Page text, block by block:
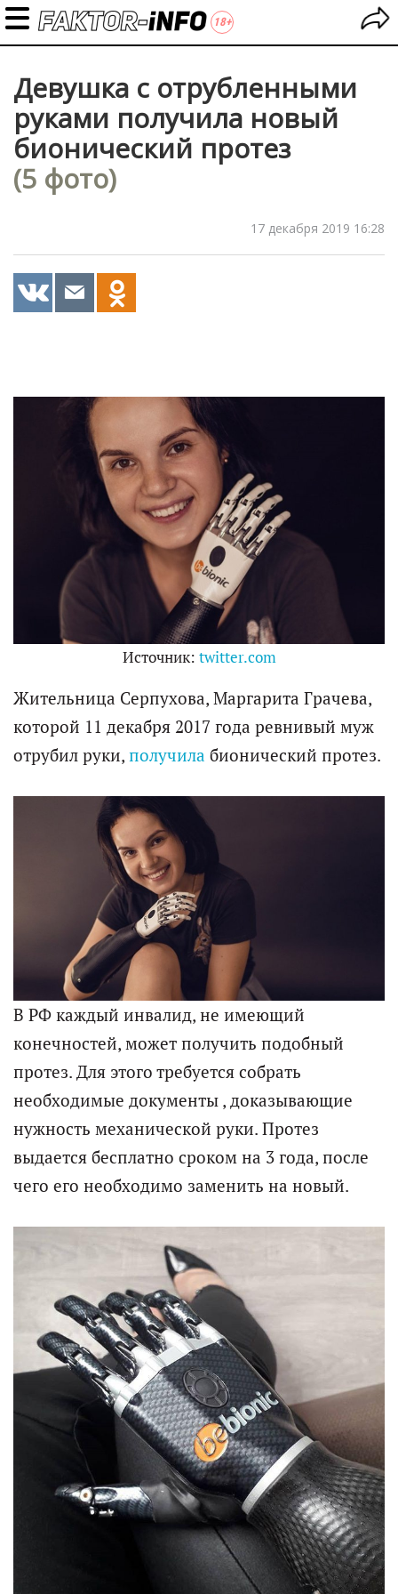
Девушка с отрубленными
руками получила новый
бионический протез
(5 фото)
17 декабря 2019 16:28
Источник: twitter.com
Жительница Серпухова, Маргарита Грачева,
которой 11 декабря 2017 года ревнивый муж
отрубил руки, получила бионический протез.
В РФ каждый инвалид, не имеющий
конечностей, может получить подобный
протез. Для этого требуется собрать
необходимые документы , доказывающие
нужность механической руки. Протез
выдается бесплатно сроком на 3 года, после
чего его необходимо заменить на новый.